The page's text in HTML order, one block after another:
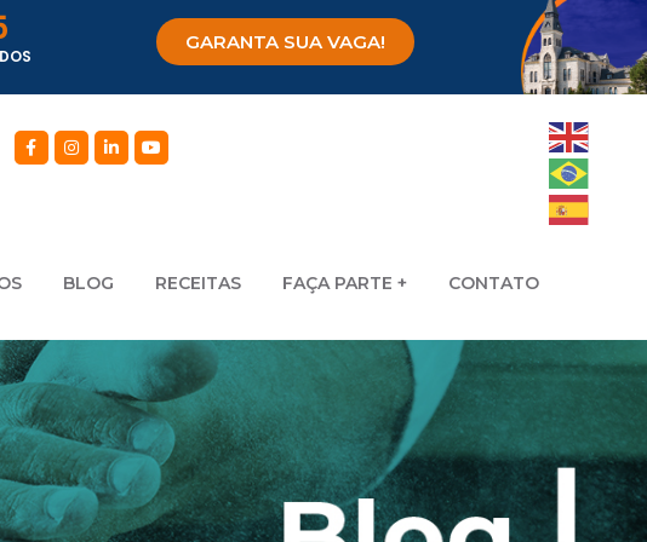
GARANTA SUA VAGA!
BLOG RECEITAS FAÇA PARTE CONTATO